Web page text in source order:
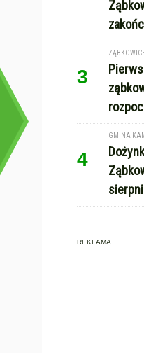
3
4
GMINA
REKLAMA